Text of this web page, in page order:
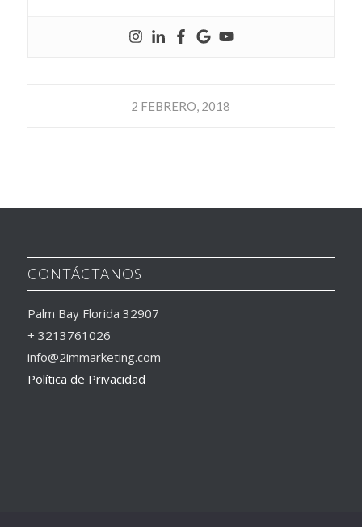
2 FEBRERO, 2018
CONTÁCTANOS
Palm Bay Florida 32907
+ 3213761026
info@2immarketing.com
Política de Privacidad